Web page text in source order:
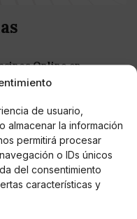
de usuario,
almacenar la información
permitirá procesar
o IDs únicos
del consentimiento
características y
Online en
Casinos
con Bitcoin y
Argentina 2025
con